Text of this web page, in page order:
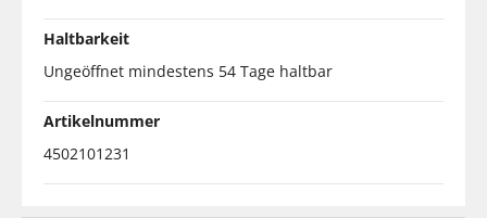
Haltbarkeit
Ungeöffnet mindestens 54 Tage haltbar
Artikelnummer
4502101231